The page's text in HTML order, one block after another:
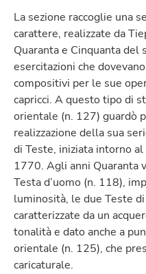
La sezione raccoglie una
carattere, realizzate da
Quaranta e Cinquanta del
esercitazioni che
compositivi per le sue
capricci. A questo tipo di
orientale (n. 127) guardò
realizzazione della sua
di Teste, iniziata intorno
1770. Agli anni Quaranta
Testa d’uomo (n. 118),
luminosità, le due Teste
caratterizzate da un
tonalità e dato anche a
orientale (n. 125), che
caricaturale.